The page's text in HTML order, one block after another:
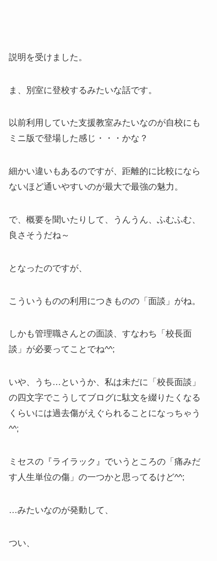
説明を受けました。
ま、別室に登校するみたいな話です。
以前利用していた支援教室みたいなのが自校にも
ミニ版で登場した感じ・・・かな？
細かい違いもあるのですが、距離的に比較になら
ないほど通いやすいのが最大で最強の魅力。
で、概要を聞いたりして、うんうん、ふむふむ、
良さそうだね～
となったのですが、
こういうものの利用につきものの「面談」がね。
しかも管理職さんとの面談、すなわち「校長面
談」が必要ってことでね^^;
いや、うち…というか、私は未だに「校長面談」
の四文字でこうしてブログに駄文を綴りたくなる
くらいには過去傷がえぐられることになっちゃう
^^;
ミセスの『ライラック』でいうところの「痛みだ
す人生単位の傷」の一つかと思ってるけど^^;
…みたいなのが発動して、
つい、